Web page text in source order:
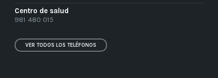
Centro de salud
981 480 015
VER TODOS LOS TELÉFONOS